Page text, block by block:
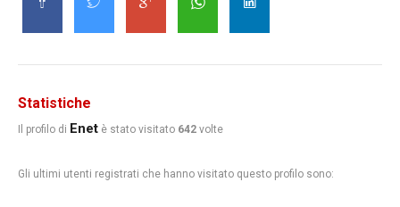
Statistiche
Il profilo di Enet è stato visitato 642 volte
Gli ultimi utenti registrati che hanno visitato questo profilo sono: